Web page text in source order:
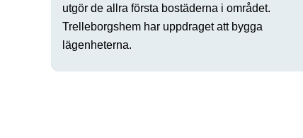
utgör de allra första bostäderna i området.
Trelleborgshem har uppdraget att bygga
lägenheterna.